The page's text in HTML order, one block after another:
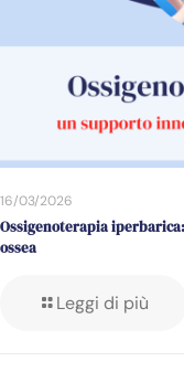
16/03/2026
Ossigenoterapia
ossea
Leggi di più